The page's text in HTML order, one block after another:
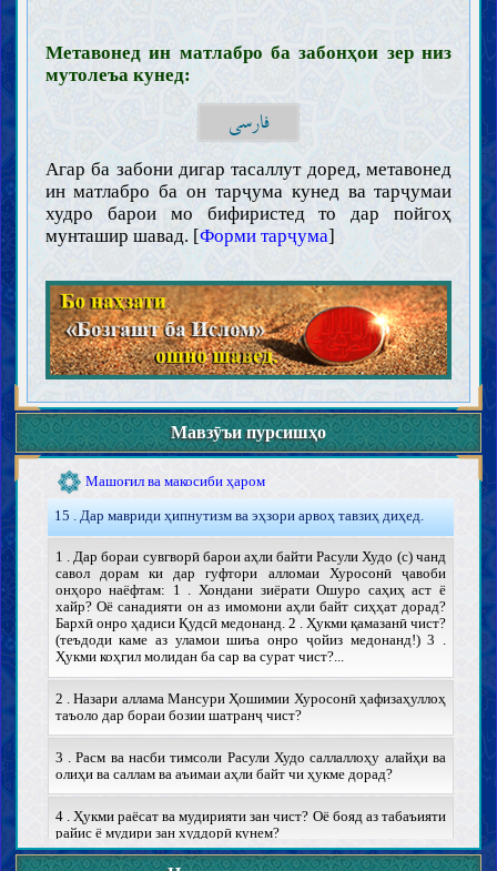
Метавонед ин матлабро ба забонҳои зер низ
мутолеъа кунед:
فارسی
Агар ба забони дигар тасаллут доред, метавонед
ин матлабро ба он тарҷума кунед ва тарҷумаи
худро барои мо бифиристед то дар пойгоҳ
мунташир шавад. [Форми тарҷума]
Мавзӯъи пурсишҳо
Намози ҷумъа ва идайн
Намози оёт
Закот, хумс, садақа ва вақф
Рӯза ва Эътикоф
Хӯрданиҳо ва ошомиданиҳо
Шикор ва зебҳи ҳайвонот
Ҳаҷ, Умра ва Зиёрат
Ҷиҳод, дифоъ ва ҳиҷрат
Амри ба маъруф ва наҳй аз мункар
Ҳудуд ва таъзирот
Қасос ва диёт
Вилоят, қазоват ва шаҳодат
Ҳаҷр (мамнӯъият аз тасарруфоти молӣ)
Машоғил ва макосиби ҳаром
15 . Дар мавриди ҳипнутизм ва эҳзори арвоҳ тавзиҳ диҳед.
1 . Дар бораи сувгворӣ барои аҳли байти Расули Худо (с) чанд
савол дорам ки дар гуфтори алломаи Хуросонӣ ҷавоби
онҳоро наёфтам: 1 . Хондани зиёрати Ошуро саҳиҳ аст ё
хайр? Оё санадияти он аз имомони аҳли байт сиҳҳат дорад?
Бархӣ онро ҳадиси Қудсӣ медонанд. 2 . Ҳукми қамазанӣ чист?
(теъдоди каме аз уламои шиъа онро ҷойиз медонанд!) 3 .
Ҳукми коҳгил молидан ба сар ва сурат чист?...
2 . Назари аллама Мансури Ҳошимии Хуросонӣ ҳафизаҳуллоҳ
таъоло дар бораи бозии шатранҷ чист?
3 . Расм ва насби тимсоли Расули Худо саллаллоҳу алайҳи ва
олиҳи ва саллам ва аъимаи аҳли байт чи ҳукме дорад?
4 . Ҳукми раёсат ва мудирияти зан чист? Оё бояд аз табаъияти
райис ё мудири зан худдорӣ кунем?